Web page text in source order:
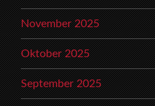
November 2025
Oktober 2025
September 2025